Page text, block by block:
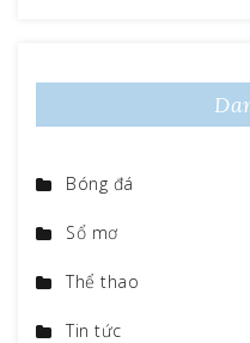
Bóng đá
Sổ mơ
Thể thao
Tin tức